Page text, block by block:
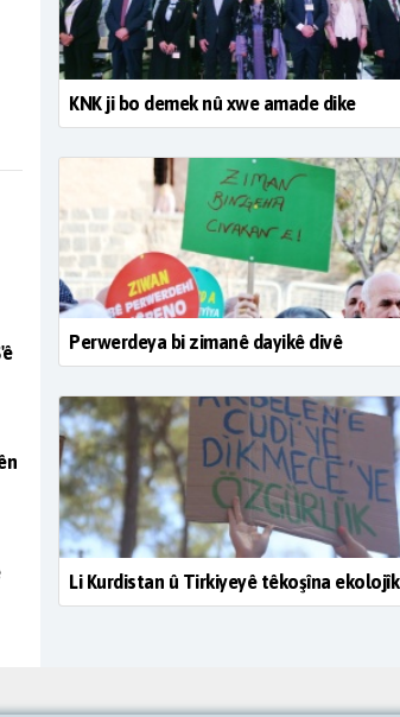
KNK ji bo demek nû xwe amade dike
Perwerdeya bi zimanê dayikê divê
Li Kurdistan û Tirkiyeyê têkoşîna ekolojîk